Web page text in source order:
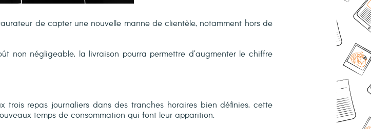
de capter une nouvelle manne de clientèle, notamment hors de
non négligeable, la livraison pourra permettre d’augmenter le chiffre
trois repas journaliers dans des tranches horaires bien définies, cette
temps de consommation qui font leur apparition.